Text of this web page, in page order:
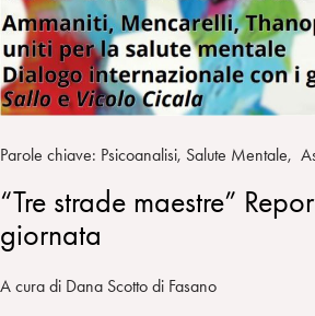
n e
r
m
Parole chiave: Psicoanalisi, Salute Mentale,
“Tre strade maestre”
giornata
A cura di Dana Scotto di Fasano